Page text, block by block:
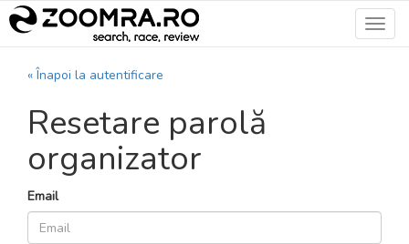
« Înapoi la autentificare
Resetare parolă
organizator
Email